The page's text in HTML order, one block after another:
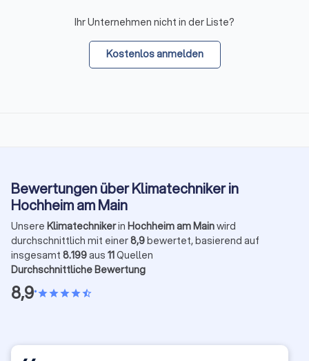
Ihr Unternehmen nicht in der Liste?
Kostenlos anmelden
Bewertungen über Klimatechniker in
Hochheim am Main
Unsere Klimatechnikerin Hochheim am Mainwird
durchschnittlich mit einer8,9bewertet, basierend auf
insgesamt 8.199aus 11Quellen
Durchschnittliche Bewertung
8,9•starstarstarstarstar_half